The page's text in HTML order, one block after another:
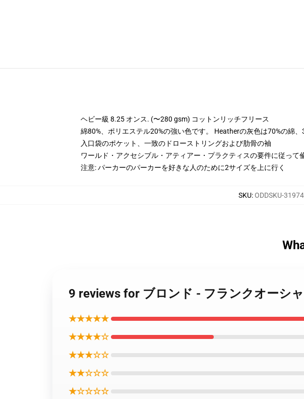
ヘビー級 8.25 オンス. (〜280 gsm) コットンリッチフリース
綿80%、ポリエステル20%の強い色です。 Heatherの灰色は70%の綿
入口袋のポケット、一致のドローストリングおよび肋骨の袖
ワールド・アクセシブル・アティアー・プラクティスの要件に従って
注意: パーカーのパーカーを好きな人のために2サイズを上に行く
SKU:ODDSKU-
9 reviews for ブロンド - フランクオーシ
★★★★★
★★★★☆
★★★☆☆
★★☆☆☆
★☆☆☆☆